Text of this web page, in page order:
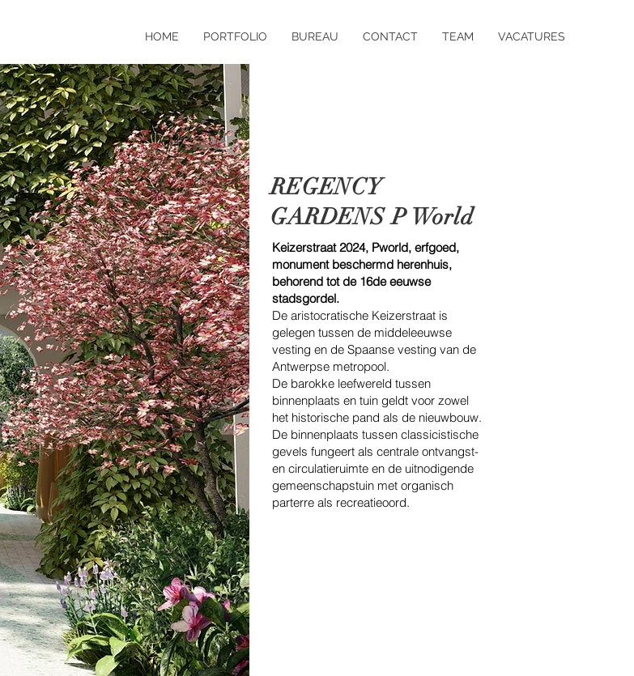
HOME PORTFOLIO BUREAU CONTACT TEAM VACATURES
REGENCY
GARDENS P World
Keizerstraat 2024, Pworld, erfgoed,
monument beschermd herenhuis,
behorend tot de 16de eeuwse
stadsgordel.
De aristocratische Keizerstraat is
gelegen tussen de middeleeuwse
vesting en de Spaanse vesting van de
Antwerpse metropool.
De barokke leefwereld tussen
binnenplaats en tuin geldt voor zowel
het historische pand als de nieuwbouw.
De binnenplaats tussen classicistische
gevels fungeert als centrale ontvangst-
en circulatieruimte en de uitnodigende
gemeenschapstuin met organisch
parterre als recreatieoord.